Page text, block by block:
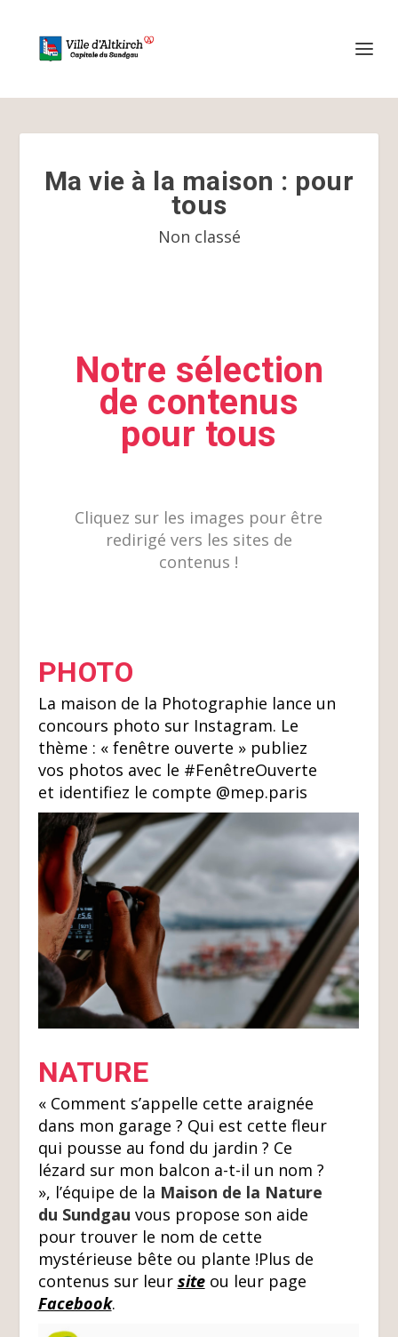
Ma vie à la maison : pour
tous
Non classé
Notre sélection
de contenus
pour tous
Cliquez sur les images pour être
redirigé vers les sites de
contenus !
PHOTO
La maison de la Photographie lance un
concours photo sur Instagram. Le
thème : « fenêtre ouverte » publiez
vos photos avec le #FenêtreOuverte
et identifiez le compte @mep.paris
NATURE
« Comment s’appelle cette araignée
dans mon garage ? Qui est cette fleur
qui pousse au fond du jardin ? Ce
lézard sur mon balcon a-t-il un nom ?
», l’équipe de la Maison de la Nature
du Sundgau vous propose son aide
pour trouver le nom de cette
mystérieuse bête ou plante !Plus de
contenus sur leur site ou leur page
Facebook.